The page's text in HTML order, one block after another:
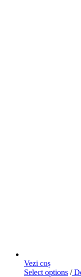
Vezi coș
Select options /